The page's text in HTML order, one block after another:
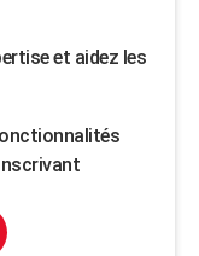
et aidez les